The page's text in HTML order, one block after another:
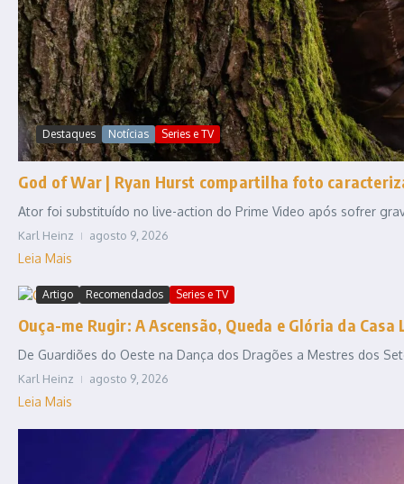
Destaques Notícias Series e TV
God of War | Ryan Hurst compartilha foto
Ator foi substituído no live-action do Prime Video após sofrer
Karl Heinz agosto 9, 2026
Leia Mais
Artigo Recomendados Series e TV
Ouça-me Rugir: A Ascensão, Queda e Glória da
De Guardiões do Oeste na Dança dos Dragões a Mestres dos
Karl Heinz agosto 9, 2026
Leia Mais